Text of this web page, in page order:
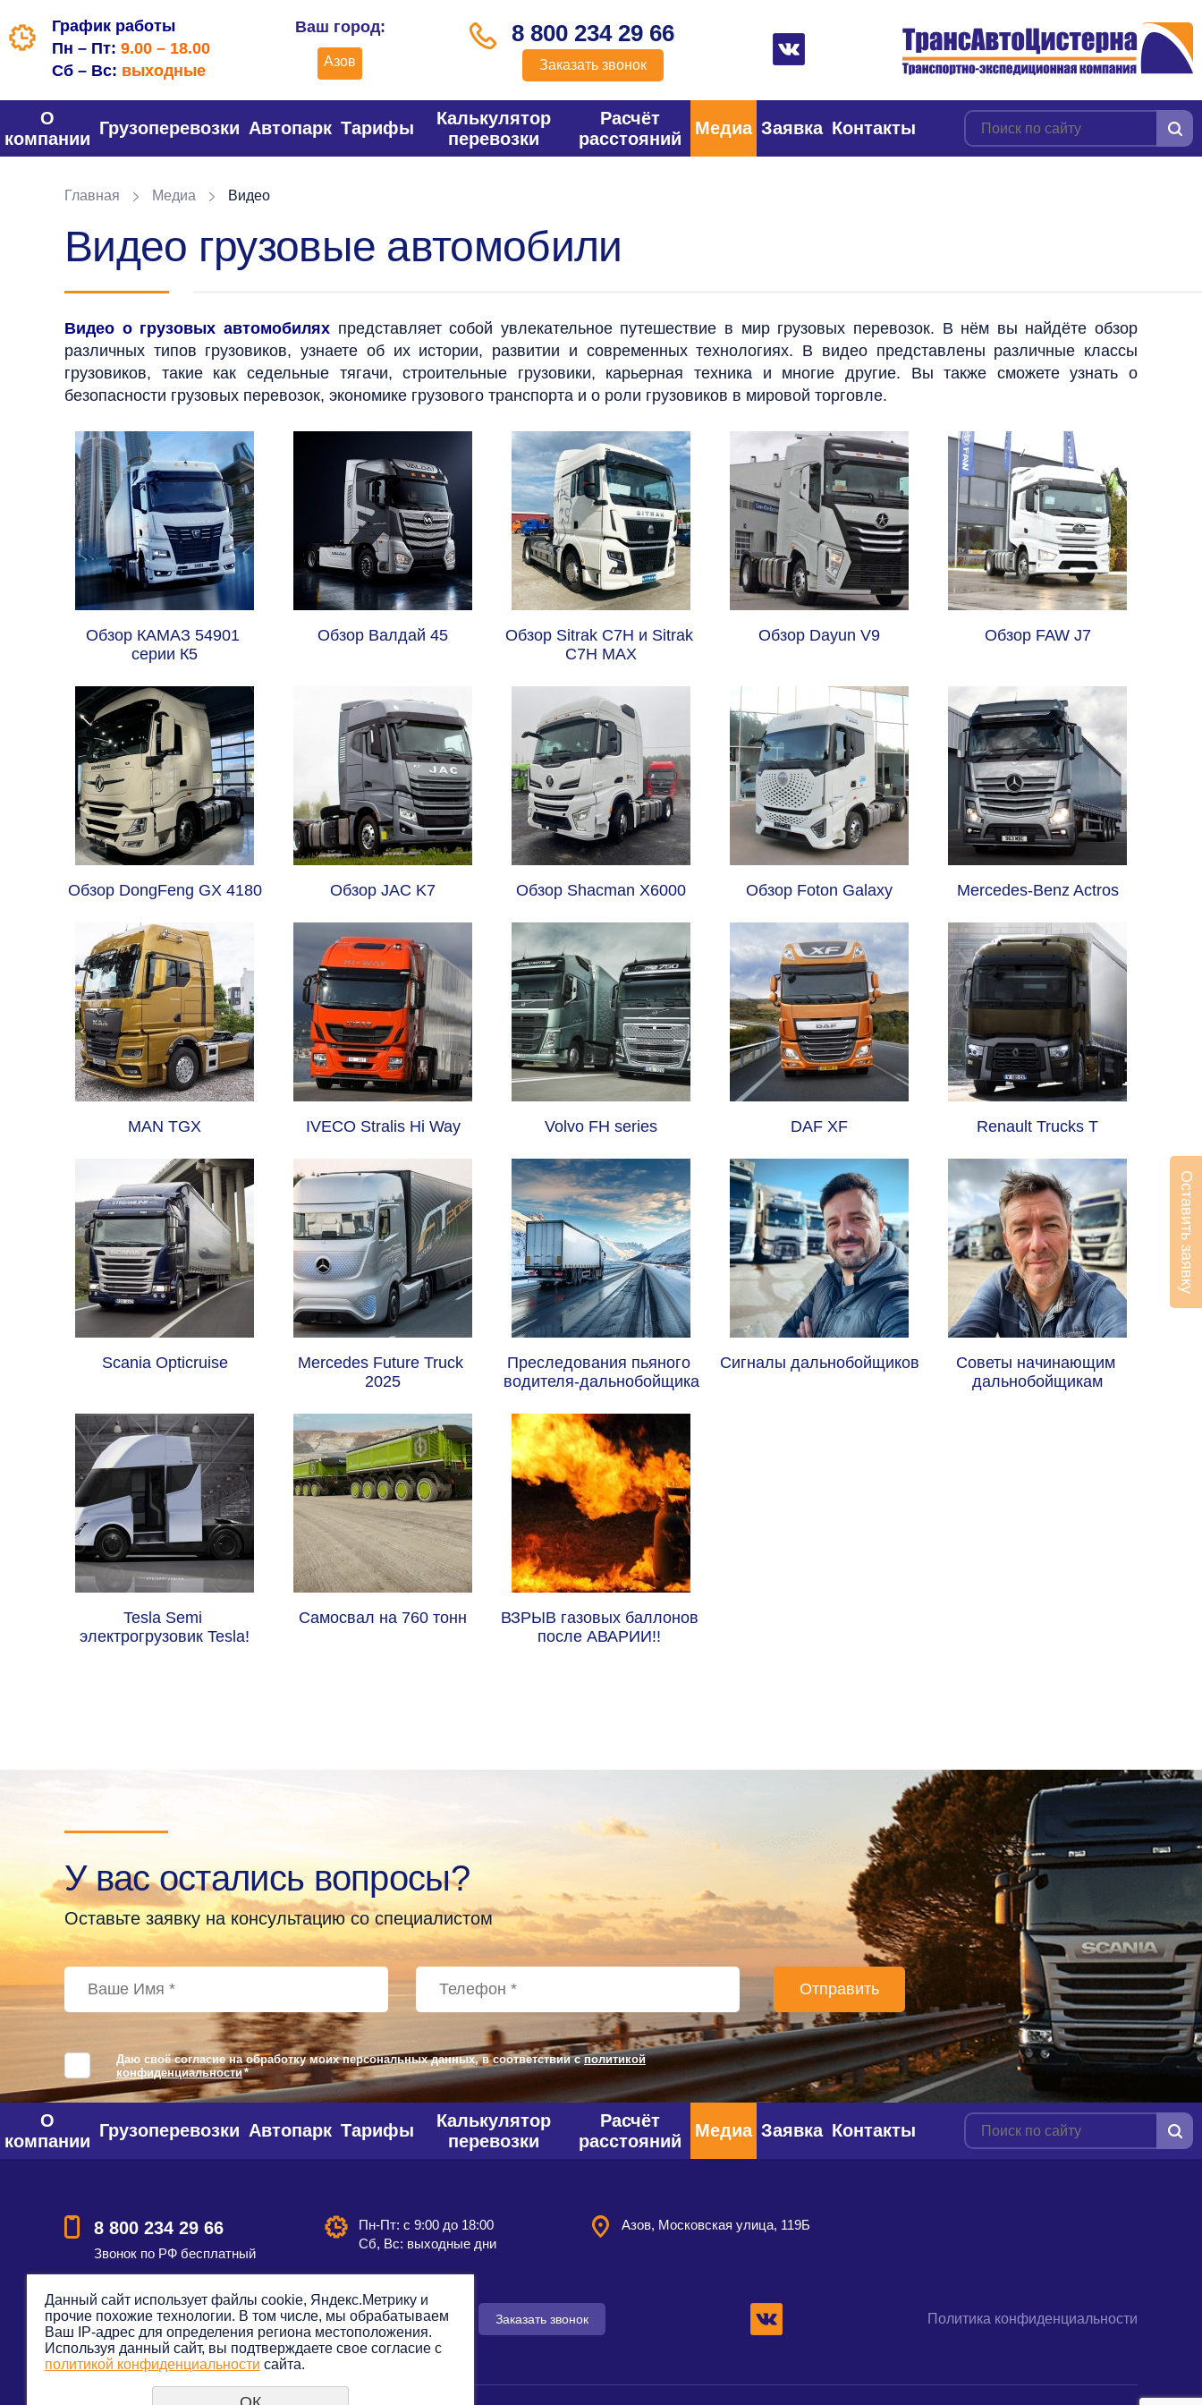
График работы
Пн – Пт: 9.00 – 18.00
Сб – Вс: выходные
Ваш город:
Азов
8 800 234 29 66
Заказать звонок
О
компании
Грузоперевозки Автопарк Тарифы
Калькулятор
перевозки
Расчёт
расстояний
Медиа Заявка Контакты
Главная Медиа Видео
Видео грузовые автомобили
Видео о грузовых автомобиляхпредставляет собой увлекательное путешествие в мир грузовых перевозок. В нём вы найдёте обзор
различных типов грузовиков, узнаете об их истории, развитии и современных технологиях. В видео представлены различные классы
грузовиков, такие как седельные тягачи, строительные грузовики, карьерная техника и многие другие. Вы также сможете узнать о
безопасности грузовых перевозок, экономике грузового транспорта и о роли грузовиков в мировой торговле.
Обзор КАМАЗ 54901
серии К5
Обзор Валдай 45
Обзор Sitrak C7H и Sitrak
C7H MAX
Обзор Dayun V9 Обзор FAW J7
Обзор DongFeng GX 4180 Обзор JAC K7 Обзор Shacman X6000 Обзор Foton Galaxy Mercedes-Benz Actros
MAN TGX IVECO Stralis Hi Way Volvo FH series DAF XF Renault Trucks T
Scania Opticruise
Mercedes Future Truck
2025
Преследования пьяного
водителя-дальнобойщика
Сигналы дальнобойщиков
Советы начинающим
дальнобойщикам
Tesla Semi
электрогрузовик Tesla!
Самосвал на 760 тонн
ВЗРЫВ газовых баллонов
после АВАРИИ!!
У вас остались вопросы?
Оставьте заявку на консультацию со специалистом
Даю своё согласие на обработку моих персональных данных, в соответствии сполитикой
конфиденциальности*
О
компании
Грузоперевозки Автопарк Тарифы
Калькулятор
перевозки
Расчёт
расстояний
Медиа Заявка Контакты
8 800 234 29 66
Звонок по РФ бесплатный
Пн-Пт: с 9:00 до 18:00
Сб, Вс: выходные дни
Азов, Московская улица, 119Б
Смотреть на карте Оставить заявку Заказать звонок Политика конфиденциальности
Оставить заявку
Данный сайт использует файлы cookie, Яндекс.Метрику и
прочие похожие технологии. В том числе, мы обрабатываем
Ваш IP-адрес для определения региона местоположения.
Используя данный сайт, вы подтверждаете свое согласие с
политикой конфиденциальности сайта.